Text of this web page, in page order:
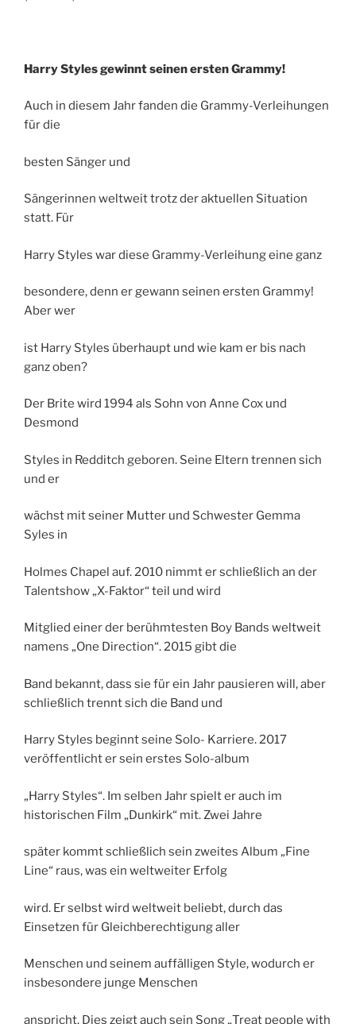
Harry Styles gewinnt seinen ersten Grammy!
Auch in diesem Jahr fanden die Grammy-Verleihungen
für die
besten Sänger und
Sängerinnen weltweit trotz der aktuellen Situation
statt. Für
Harry Styles war diese Grammy-Verleihung eine ganz
besondere, denn er gewann seinen ersten Grammy!
Aber wer
ist Harry Styles überhaupt und wie kam er bis nach
ganz oben?
Der Brite wird 1994 als Sohn von Anne Cox und
Desmond
Styles in Redditch geboren. Seine Eltern trennen sich
und er
wächst mit seiner Mutter und Schwester Gemma
Syles in
Holmes Chapel auf. 2010 nimmt er schließlich an der
Talentshow „X-Faktor“ teil und wird
Mitglied einer der berühmtesten Boy Bands weltweit
namens „One Direction“. 2015 gibt die
Band bekannt, dass sie für ein Jahr pausieren will, aber
schließlich trennt sich die Band und
Harry Styles beginnt seine Solo- Karriere. 2017
veröffentlicht er sein erstes Solo-album
„Harry Styles“. Im selben Jahr spielt er auch im
historischen Film „Dunkirk“ mit. Zwei Jahre
später kommt schließlich sein zweites Album „Fine
Line“ raus, was ein weltweiter Erfolg
wird. Er selbst wird weltweit beliebt, durch das
Einsetzen für Gleichberechtigung aller
Menschen und seinem auffälligen Style, wodurch er
insbesondere junge Menschen
anspricht. Dies zeigt auch sein Song „Treat people with